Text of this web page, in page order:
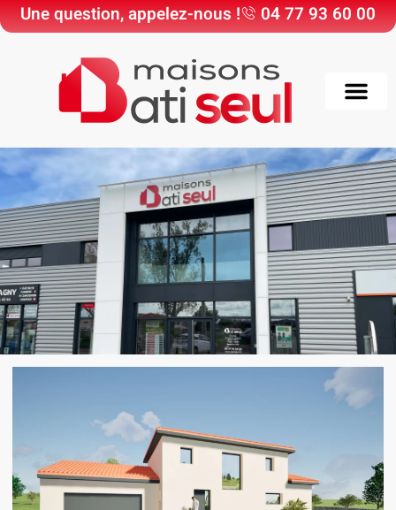
Une question, appelez-nous ! 04 77 93 60 00